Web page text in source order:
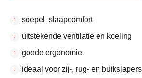
soepel slaapcomfort
uitstekende ventilatie en koeling
goede ergonomie
ideaal voor zij-, rug- en buikslapers